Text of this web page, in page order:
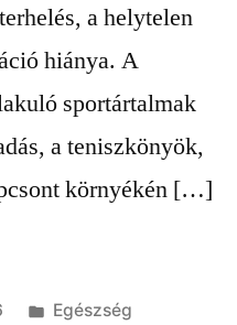
a helytelen
hiánya. A
sportártalmak
a teniszkönyök,
környékén […]
Kategória:
Egészség